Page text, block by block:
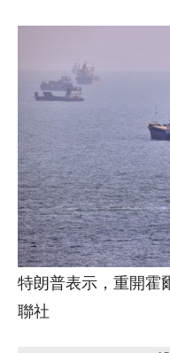
特朗普表示，重開霍
聯社